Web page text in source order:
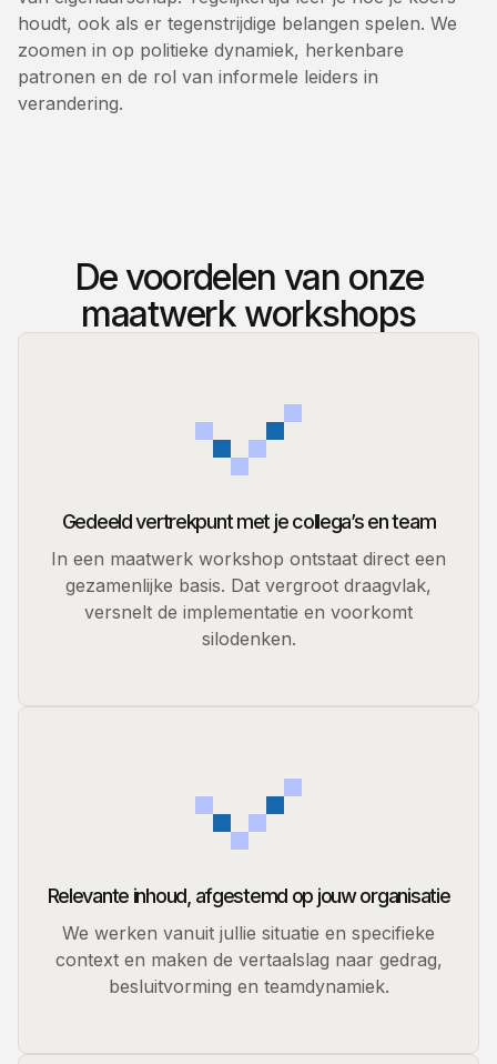
houdt, ook als er tegenstrijdige belangen spelen. We
zoomen in op politieke dynamiek, herkenbare
patronen en de rol van informele leiders in
verandering.
De voordelen van onze
maatwerk workshops
Gedeeld vertrekpunt met je collega’s en team
In een maatwerk workshop ontstaat direct een
gezamenlijke basis. Dat vergroot draagvlak,
versnelt de implementatie en voorkomt
silodenken.
Relevante inhoud, afgestemd op jouw organisatie
We werken vanuit jullie situatie en specifieke
context en maken de vertaalslag naar gedrag,
besluitvorming en teamdynamiek.